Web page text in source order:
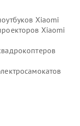
Xiaomi
Xiaomi
часов Xiaomi